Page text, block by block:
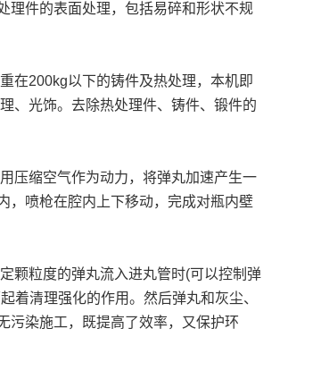
理件的表面处理，包括易碎和形状不规
在200kg以下的铸件及热处理，本机即
、光饰。去除热处理件、铸件、锻件的
压缩空气作为动力，将弹丸加速产生一
，喷枪在腔内上下移动，完成对瓶内壁
颗粒度的弹丸流入进丸管时(可以控制弹
着清理强化的作用。然后弹丸和灰尘、
污染施工，既提高了效率，又保护环